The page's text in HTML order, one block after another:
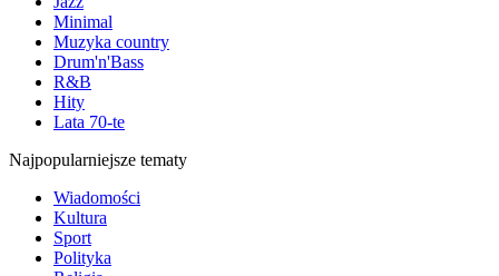
Minimal
Muzyka country
Drum'n'Bass
R&B
Hity
Lata 70-te
Najpopularniejsze tematy
Wiadomości
Kultura
Sport
Polityka